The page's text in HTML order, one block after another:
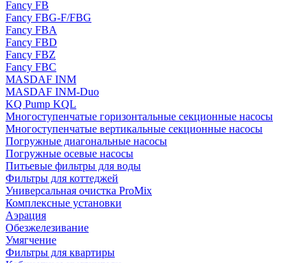
Fancy FB
Fancy FBG-F/FBG
Fancy FBA
Fancy FBD
Fancy FBZ
Fancy FBC
MASDAF INM
MASDAF INM-Duo
KQ Pump KQL
Многоступенчатые горизонтальные секционные насосы
Многоступенчатые вертикальные секционные насосы
Погружные диагональные насосы
Погружные осевые насосы
Питьевые фильтры для воды
Фильтры для коттеджей
Универсальная очистка ProMix
Комплексные установки
Аэрация
Обезжелезивание
Умягчение
Фильтры для квартиры